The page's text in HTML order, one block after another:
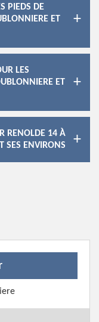
PIEDS DE
ET
LES
ET
RENOLDE 14 À
SES ENVIRONS